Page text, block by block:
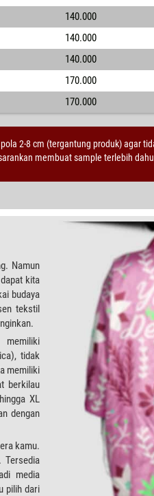
140.000
140.000
140.000
170.000
170.000
2-8 cm (tergantung produk) agar
membuat sample terlebih
Namun
kita
budaya
tekstil
tidak
memiliki
berkilau
XL
dengan
kamu.
Tersedia
media
pilih dari